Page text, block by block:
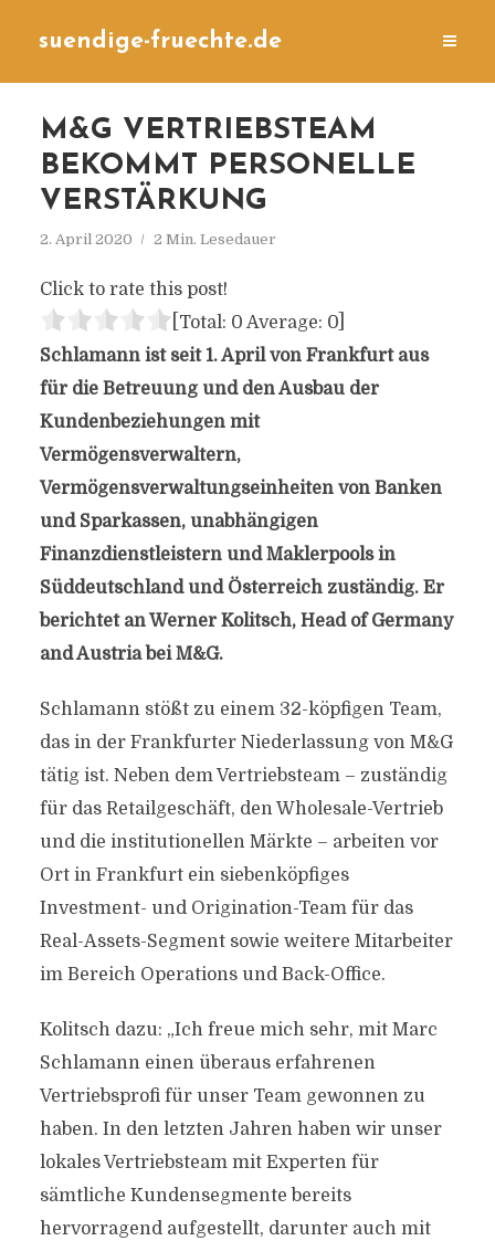
suendige-fruechte.de
M&G VERTRIEBSTEAM
BEKOMMT PERSONELLE
VERSTÄRKUNG
2. April 2020 2 Min. Lesedauer
Click to rate this post!
[Total: 0 Average: 0]
Schlamann ist seit 1. April von Frankfurt aus
für die Betreuung und den Ausbau der
Kundenbeziehungen mit
Vermögensverwaltern,
Vermögensverwaltungseinheiten von Banken
und Sparkassen, unabhängigen
Finanzdienstleistern und Maklerpools in
Süddeutschland und Österreich zuständig. Er
berichtet an Werner Kolitsch, Head of Germany
and Austria bei M&G.
Schlamann stößt zu einem 32-köpfigen Team,
das in der Frankfurter Niederlassung von M&G
tätig ist. Neben dem Vertriebsteam – zuständig
für das Retailgeschäft, den Wholesale-Vertrieb
und die institutionellen Märkte – arbeiten vor
Ort in Frankfurt ein siebenköpfiges
Investment- und Origination-Team für das
Real-Assets-Segment sowie weitere Mitarbeiter
im Bereich Operations und Back-Office.
Kolitsch dazu: „Ich freue mich sehr, mit Marc
Schlamann einen überaus erfahrenen
Vertriebsprofi für unser Team gewonnen zu
haben. In den letzten Jahren haben wir unser
lokales Vertriebsteam mit Experten für
sämtliche Kundensegmente bereits
hervorragend aufgestellt, darunter auch mit